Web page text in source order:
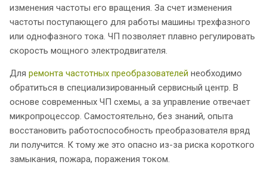
изменения частоты его вращения. За счет изменения
частоты поступающего для работы машины трехфазного
или однофазного тока. ЧП позволяет плавно регулировать
скорость мощного электродвигателя.
Для ремонта частотных преобразователей необходимо
обратиться в специализированный сервисный центр. В
основе современных ЧП схемы, а за управление отвечает
микропроцессор. Самостоятельно, без знаний, опыта
восстановить работоспособность преобразователя вряд
ли получится. К тому же это опасно из-за риска короткого
замыкания, пожара, поражения током.